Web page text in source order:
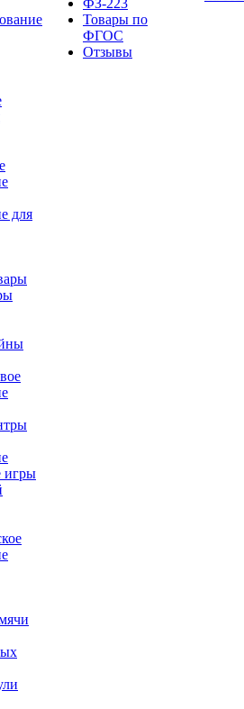
для
игры
ФЗ-223
Товары по
ФГОС
Отзывы